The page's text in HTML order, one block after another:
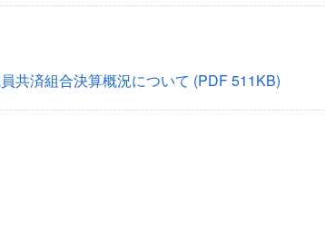
共済組合決算概況について (PDF 511KB)